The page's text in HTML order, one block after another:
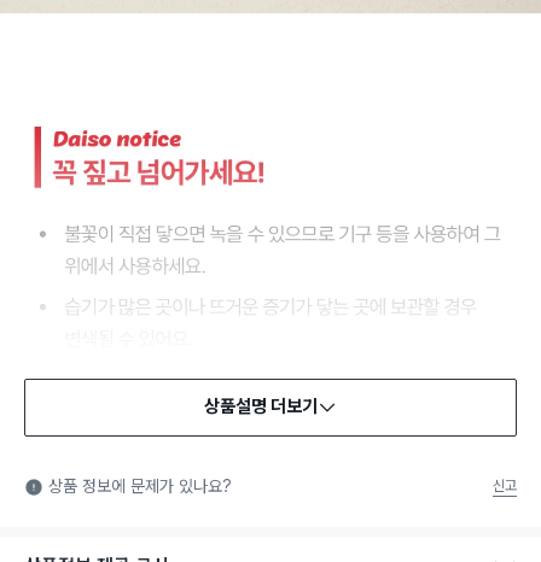
식품용 기구: 식품위생법에서 정한 규격에 따라 제조되어 식품 또
는 식품첨가물에 사용할 수 있는 식품용기구라는 표시입니다.
상품설명 더보기
상품 정보에 문제가 있나요? 신고